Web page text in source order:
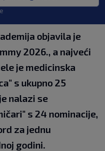
objavila je
2026., a najveći
je medicinska
s ukupno 25
nalazi se
s 24 nominacije,
za jednu
godini.